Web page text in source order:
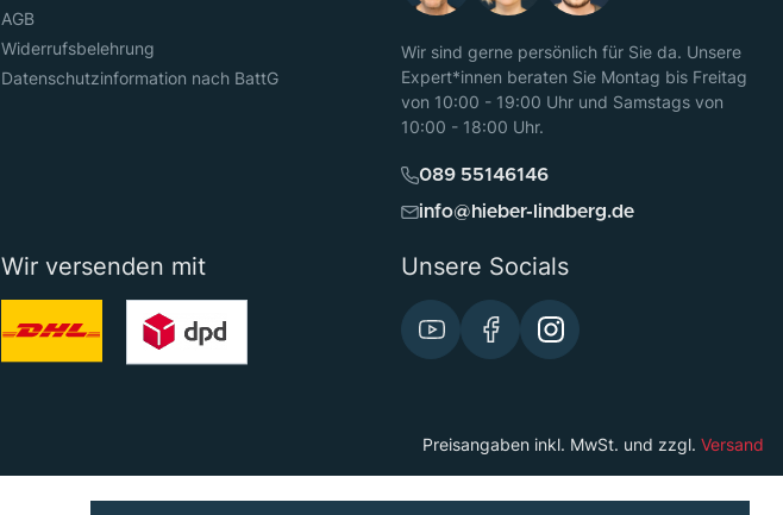
AGB
Widerrufsbelehrung
Datenschutzinformation nach BattG
Wir sind gerne persönlich für Sie da. Unsere
Expert*innen beraten Sie Montag bis Freitag
von 10:00 - 19:00 Uhr und Samstags von
10:00 - 18:00 Uhr.
089 55146146
info@hieber-lindberg.de
Wir versenden mit Unsere Socials
Preisangaben inkl. MwSt. und zzgl. Versand